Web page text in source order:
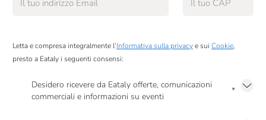
Letta e compresa integralmente l’Informativa sulla privacye sui Cookie,
presto a Eataly i seguenti consensi:
Desidero ricevere da Eataly offerte, comunicazioni
commerciali e informazioni su eventi
*